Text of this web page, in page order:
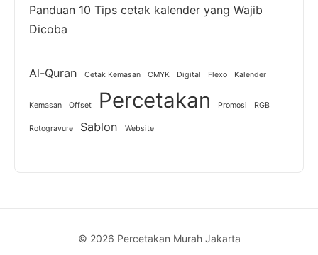
Panduan 10 Tips cetak kalender yang Wajib
Dicoba
Al-Quran Cetak Kemasan CMYK Digital Flexo Kalender
Kemasan Offset Percetakan Promosi RGB
Rotogravure Sablon Website
© 2026 Percetakan Murah Jakarta